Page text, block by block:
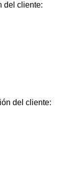
del cliente:
del cliente: